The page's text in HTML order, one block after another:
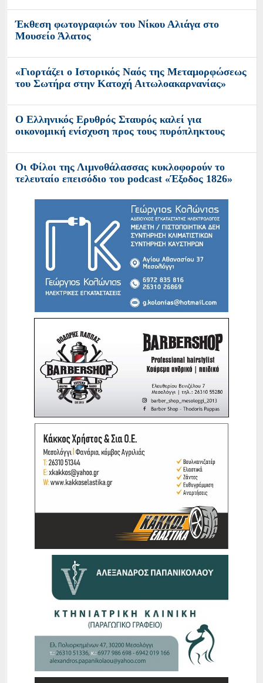
Έκθεση φωτογραφιών του Νίκου Αλιάγα στο
Μουσείο Άλατος
«Γιορτάζει ο Ιστορικός Ναός της Μεταμορφώσεως
του Σωτήρα στην Κατοχή Αιτωλοακαρνανίας»
O Ελληνικός Ερυθρός Σταυρός καλεί για
οικονομική ενίσχυση προς τους πυρόπληκτους
Οι Φίλοι της Λιμνοθάλασσας κυκλοφορούν το
τελευταίο επεισόδιο του podcast «Έξοδος 1826»